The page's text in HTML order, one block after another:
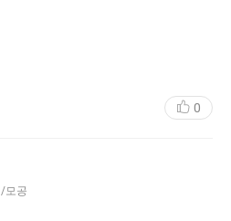
0
모공